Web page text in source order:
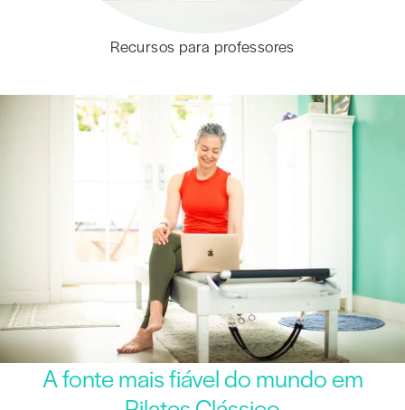
Recursos para professores
A fonte mais fiável do mundo em